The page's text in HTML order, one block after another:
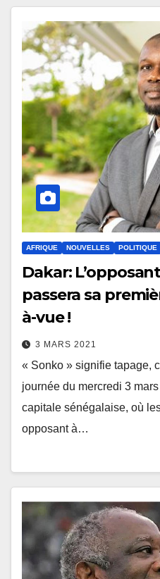
AFRIQUE NOUVELLES POLITIQUE
Dakar:
passera sa
à-vue !
3 MARS 2021
« Sonko » signifie tapage,
journée du mercredi 3
capitale sénégalaise, où
opposant à…